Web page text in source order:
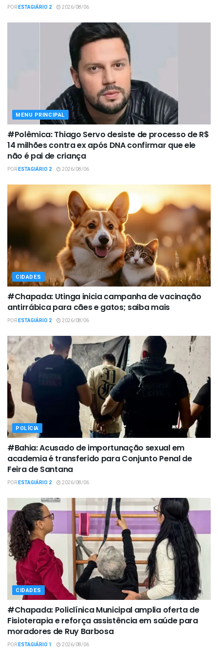
PORESTAGIÁRIO 2 2026/08/06
MENU PRINCIPAL
#Polêmica: Thiago Servo desiste de processo de R$
14 milhões contra ex após DNA confirmar que ele
não é pai de criança
PORESTAGIÁRIO 2 2026/08/06
CIDADES
#Chapada: Utinga inicia campanha de vacinação
antirrábica para cães e gatos; saiba mais
PORESTAGIÁRIO 2 2026/08/06
POLÍCIA
#Bahia: Acusado de importunação sexual em
academia é transferido para Conjunto Penal de
Feira de Santana
PORESTAGIÁRIO 2 2026/08/06
CIDADES
#Chapada: Policlínica Municipal amplia oferta de
Fisioterapia e reforça assistência em saúde para
moradores de Ruy Barbosa
PORESTAGIÁRIO 1 2026/08/06